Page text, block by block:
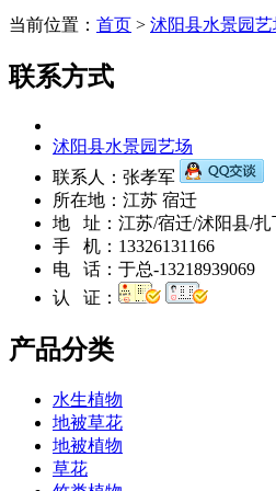
当前位置： 首页 > 沭阳县水景园艺
联系方式
沭阳县水景园艺场
联系人： 张孝军
所在地： 江苏 宿迁
地 址： 江苏/宿迁/沭阳县/
手 机： 13326131166
电 话： 于总-13218939069
认 证：
产品分类
水生植物
地被草花
地被植物
草花